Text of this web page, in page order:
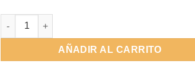
Cerveza Cannabis Mary Jane 33cl Cerex cantidad
AÑADIR AL CARRITO